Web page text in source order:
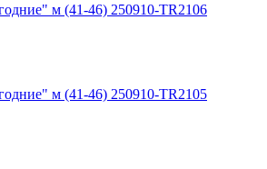
м (41-46) 250910-TR2106
м (41-46) 250910-TR2105